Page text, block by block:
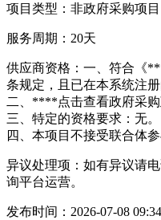
项目类型：非政府采购项目
服务周期：20天
供应商资格：一、符合《
条规定，且已在本系统注册
二、****点击查看政府采
三、特定的资格要求：无。
四、本项目不接受联合体
异议处理项：如有异议请
询平台运营。
发布时间：2026-07-08